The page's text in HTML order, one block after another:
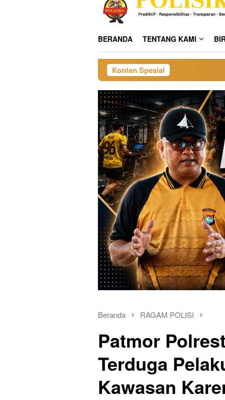
BERANDA TENTANG KAMI
Konten Spesial
Beranda RAGAM POLISI
Patmor
Terduga
Kawasan